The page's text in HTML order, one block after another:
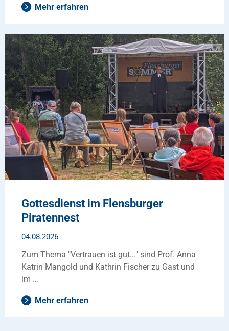
Mehr erfahren
Gottesdienst im Flensburger
Piratennest
04.08.2026
Zum Thema "Vertrauen ist gut..." sind Prof. Anna
Katrin Mangold und Kathrin Fischer zu Gast und
im …
Mehr erfahren